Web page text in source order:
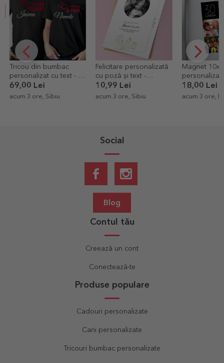
Tricou din bumbac
personalizat cu text - Eu
îi fur
69,00 Lei
acum 3 ore, Sibiu
Felicitare personalizată
cu poză și text -
Elegance
10,99 Lei
acum 3 ore, Sibiu
Magnet
personalizat
poze -
18,00 Lei
acum 3 ore,
Social
Blog
Contul tău
Creează un cont
Conectează-te
Produse populare
Cadouri personalizate
Cani personalizate
Tricouri bumbac personalizate